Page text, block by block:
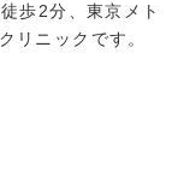
歩2分、東京メト
リニックです。